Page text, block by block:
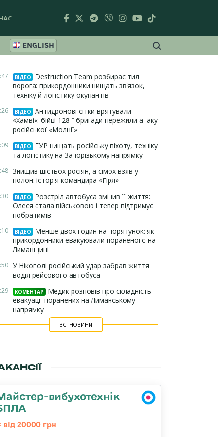
ENGLISH
ВІДЕО
Destruction Team розбирає тил
ворога: прикордонники нищать зв’язок,
техніку й логістику окупантів
ВІДЕО
Антидронові сітки врятували
«Хамві»: бійці 128-ї бригади пережили атаку
російської «Молнії»
ВІДЕО
ГУР нищать російську піхоту, техніку
та логістику на Запорізькому напрямку
Знищив шістьох росіян, а сімох взяв у
полон: історія командира «Гіря»
ВІДЕО
Розстріл автобуса змінив її життя:
Олеся стала військовою і тепер підтримує
побратимів
ВІДЕО
Менше двох годин на порятунок: як
прикордонники евакуювали пораненого на
Лиманщині
У Нікополі російський удар забрав життя
водія рейсового автобуса
КОМЕНТАР
Медик розповів про складність
евакуації поранених на Лиманському
напрямку
ВСІ НОВИНИ
вибухотехнік
від 20000 грн